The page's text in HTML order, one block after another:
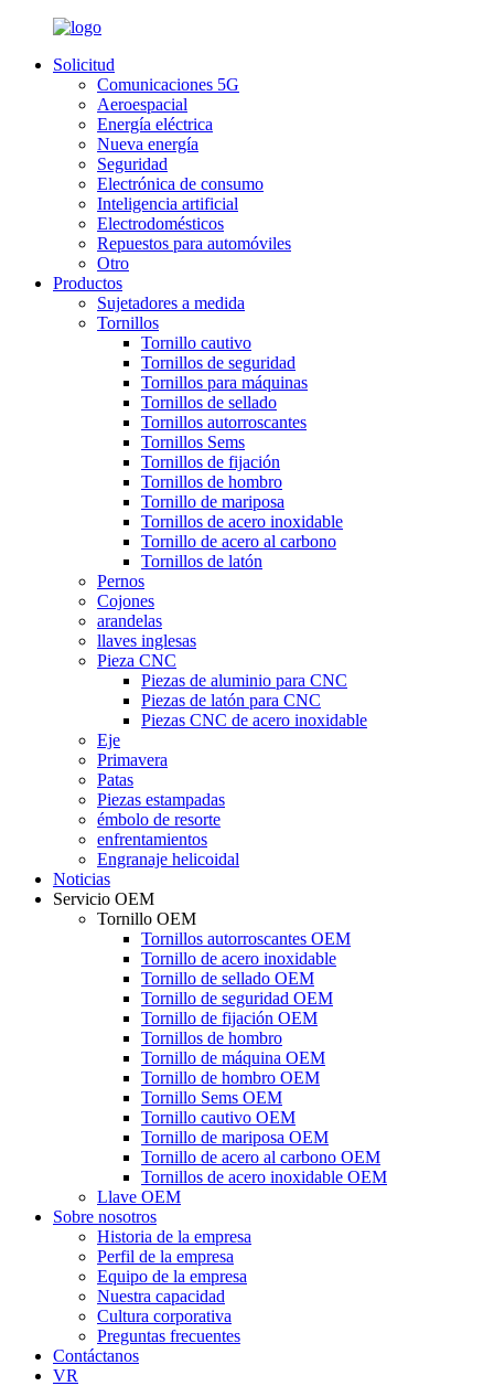
Solicitud
Comunicaciones 5G
Aeroespacial
Energía eléctrica
Nueva energía
Seguridad
Electrónica de consumo
Inteligencia artificial
Electrodomésticos
Repuestos para automóviles
Otro
Productos
Sujetadores a medida
Tornillos
Tornillo cautivo
Tornillos de seguridad
Tornillos para máquinas
Tornillos de sellado
Tornillos autorroscantes
Tornillos Sems
Tornillos de fijación
Tornillos de hombro
Tornillo de mariposa
Tornillos de acero inoxidable
Tornillo de acero al carbono
Tornillos de latón
Pernos
Cojones
arandelas
llaves inglesas
Pieza CNC
Piezas de aluminio para CNC
Piezas de latón para CNC
Piezas CNC de acero inoxidable
Eje
Primavera
Patas
Piezas estampadas
émbolo de resorte
enfrentamientos
Engranaje helicoidal
Noticias
Servicio OEM
Tornillo OEM
Tornillos autorroscantes OEM
Tornillo de acero inoxidable
Tornillo de sellado OEM
Tornillo de seguridad OEM
Tornillo de fijación OEM
Tornillos de hombro
Tornillo de máquina OEM
Tornillo de hombro OEM
Tornillo Sems OEM
Tornillo cautivo OEM
Tornillo de mariposa OEM
Tornillo de acero al carbono OEM
Tornillos de acero inoxidable OEM
Llave OEM
Sobre nosotros
Historia de la empresa
Perfil de la empresa
Equipo de la empresa
Nuestra capacidad
Cultura corporativa
Preguntas frecuentes
Contáctanos
VR